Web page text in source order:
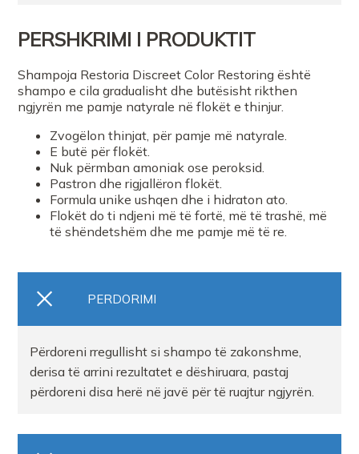
Farmaci Dite Nate 100
Farmaci Farmanet 1
FARMACI FARMATECH
FARMACI KONI A PEDIATRIA
Farmaci KasaDR
Farmaci Perla
PERSHKRIMI I PRODUKTIT
Shampoja Restoria Discreet Color Restoring është
shampo e cila gradualisht dhe butësisht rikthen
ngjyrën me pamje natyrale në flokët e thinjur.
Zvogëlon thinjat, për pamje më natyrale.
E butë për flokët.
Nuk përmban amoniak ose peroksid.
Pastron dhe rigjallëron flokët.
Formula unike ushqen dhe i hidraton ato.
Flokët do ti ndjeni më të fortë, më të trashë, më
të shëndetshëm dhe me pamje më të re.
PERDORIMI
Përdoreni rregullisht si shampo të zakonshme,
derisa të arrini rezultatet e dëshiruara, pastaj
përdoreni disa herë në javë për të ruajtur ngjyrën.